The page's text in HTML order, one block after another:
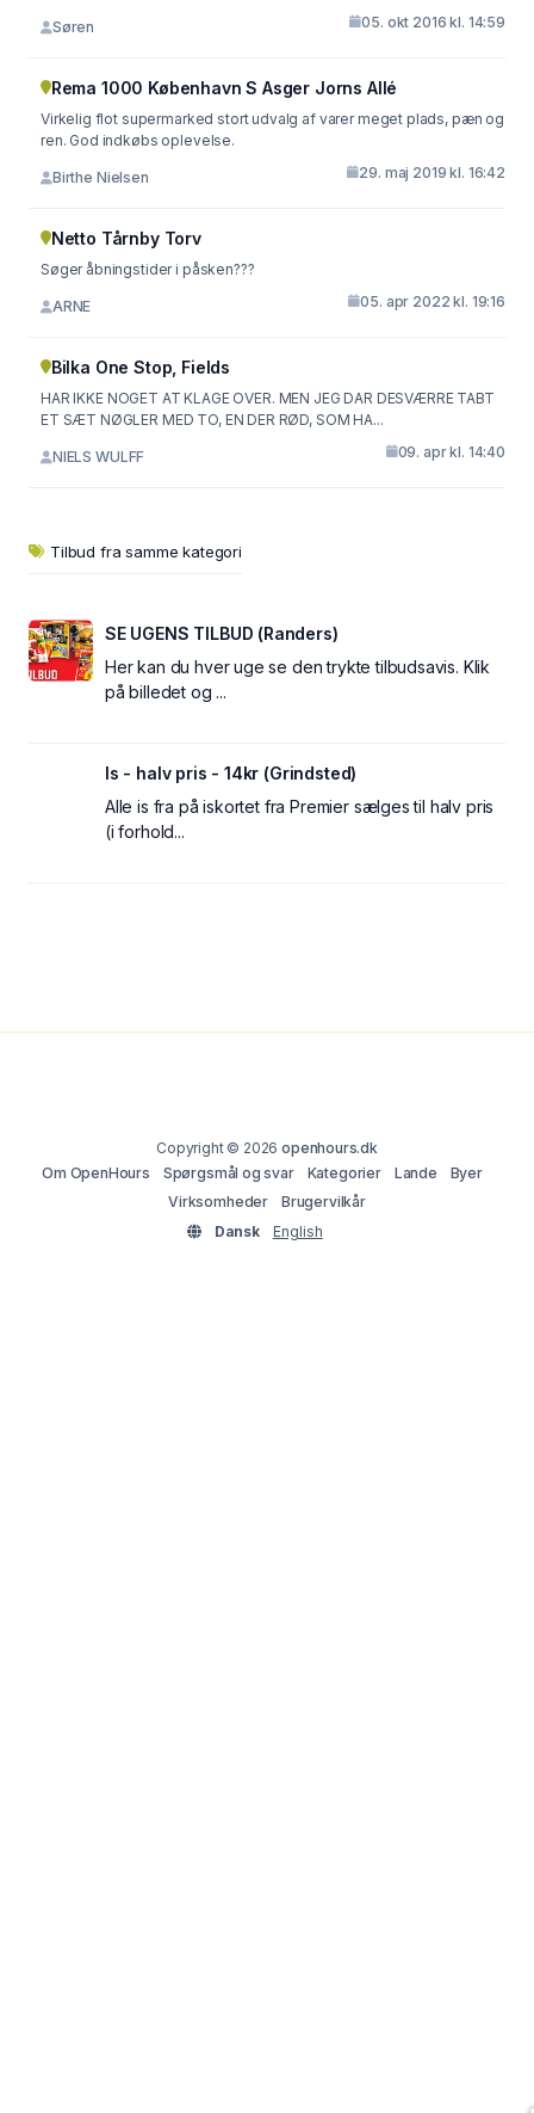
Søren 05. okt 2016 kl. 14:59
Rema 1000 København S Asger Jorns Allé
Virkelig flot supermarked stort udvalg af varer meget plads, pæn og
ren. God indkøbs oplevelse.
Birthe Nielsen 29. maj 2019 kl. 16:42
Netto Tårnby Torv
Søger åbningstider i påsken???
ARNE 05. apr 2022 kl. 19:16
Bilka One Stop, Fields
HAR IKKE NOGET AT KLAGE OVER. MEN JEG DAR DESVÆRRE TABT
ET SÆT NØGLER MED TO, EN DER RØD, SOM HA...
NIELS WULFF 09. apr kl. 14:40
Tilbud fra samme kategori
SE UGENS TILBUD (Randers)
Her kan du hver uge se den trykte tilbudsavis. Klik
på billedet og ...
Is - halv pris - 14kr (Grindsted)
Alle is fra på iskortet fra Premier sælges til halv pris
(i forhold...
Copyright © 2026openhours.dk
Om OpenHours
Spørgsmål og svar Kategorier Lande
Byer
Virksomheder
Brugervilkår
Dansk
English